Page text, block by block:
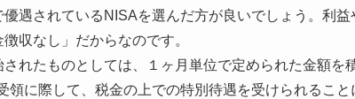
遇されているNISAを選んだ方が良いでしょう。利
収なし」だからなのです。
れたものとしては、１ヶ月単位で定められた金額を
領に際して、税金の上での特別待遇を受けられること